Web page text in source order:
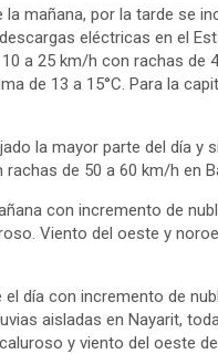
mañana, por la tarde se
eléctricas en el
a 25 km/h con rachas de
de 13 a 15°C. Para la
la mayor parte del día y
de 50 a 60 km/h en
con incremento de
Viento del oeste y
día con incremento de
aisladas en Nayarit,
y viento del oeste